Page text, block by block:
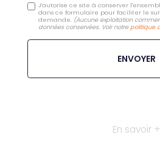
J'autorise ce site à conserver
dans ce formulaire pour faciliter le
demande. (Aucune exploitation
données conservées. Voir notrepolitique
En savoir +